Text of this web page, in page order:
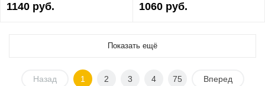
1140 руб. 1060 руб.
Показать ещё
Назад 1 2 3 4 75 Вперед